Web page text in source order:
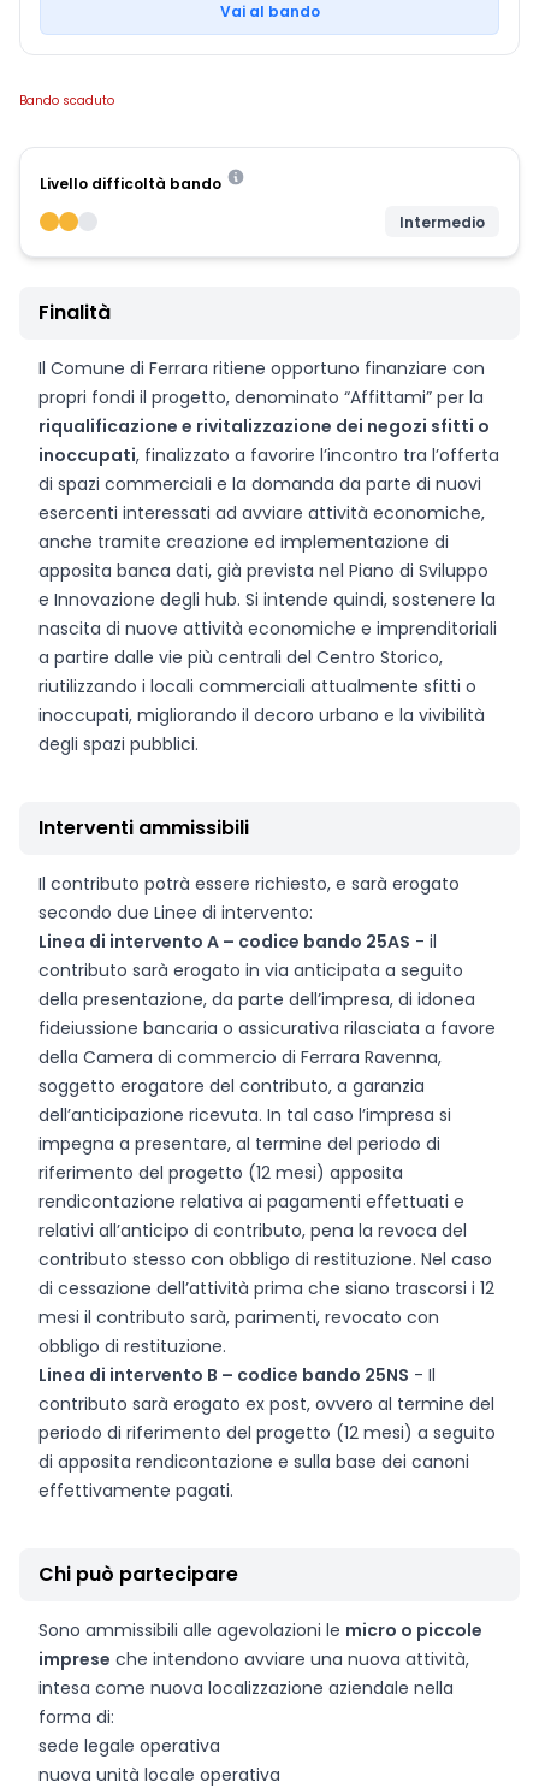
Vai al bando
Bando scaduto
Livello difficoltà bando
Intermedio
Finalità
Il Comune di Ferrara ritiene opportuno finanziare con
propri fondi il progetto, denominato “Affittami” per la
riqualificazione e rivitalizzazione dei negozi sfitti o
inoccupati, finalizzato a favorire l’incontro tra l’offerta
di spazi commerciali e la domanda da parte di nuovi
esercenti interessati ad avviare attività economiche,
anche tramite creazione ed implementazione di
apposita banca dati, già prevista nel Piano di Sviluppo
e Innovazione degli hub. Si intende quindi, sostenere la
nascita di nuove attività economiche e imprenditoriali
a partire dalle vie più centrali del Centro Storico,
riutilizzando i locali commerciali attualmente sfitti o
inoccupati, migliorando il decoro urbano e la vivibilità
degli spazi pubblici.
Interventi ammissibili
Il contributo potrà essere richiesto, e sarà erogato
secondo due Linee di intervento:
Linea di intervento A – codice bando 25AS - il
contributo sarà erogato in via anticipata a seguito
della presentazione, da parte dell’impresa, di idonea
fideiussione bancaria o assicurativa rilasciata a favore
della Camera di commercio di Ferrara Ravenna,
soggetto erogatore del contributo, a garanzia
dell’anticipazione ricevuta. In tal caso l’impresa si
impegna a presentare, al termine del periodo di
riferimento del progetto (12 mesi) apposita
rendicontazione relativa ai pagamenti effettuati e
relativi all’anticipo di contributo, pena la revoca del
contributo stesso con obbligo di restituzione. Nel caso
di cessazione dell’attività prima che siano trascorsi i 12
mesi il contributo sarà, parimenti, revocato con
obbligo di restituzione.
Linea di intervento B – codice bando 25NS - Il
contributo sarà erogato ex post, ovvero al termine del
periodo di riferimento del progetto (12 mesi) a seguito
di apposita rendicontazione e sulla base dei canoni
effettivamente pagati.
Chi può partecipare
Sono ammissibili alle agevolazioni le micro o piccole
imprese che intendono avviare una nuova attività,
intesa come nuova localizzazione aziendale nella
forma di:
sede legale operativa
nuova unità locale operativa